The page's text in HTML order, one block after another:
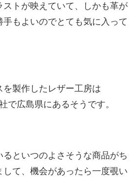
ストが映えていて、しかも革が
もよいのでとても気に入って
製作したレザー工房は
で広島県にあるそうです。
といつのよさそうな商品がち
して、機会があったら一度覗い